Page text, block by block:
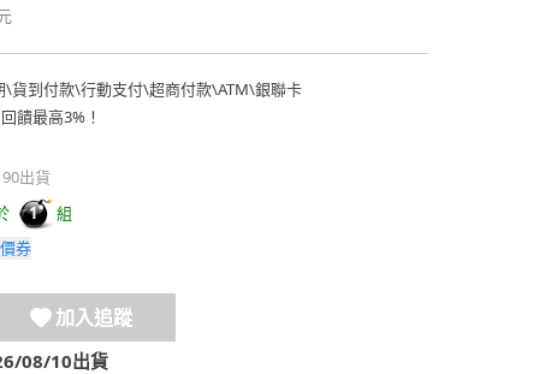
\貨到付款\行動支付\超商付款\ATM\銀聯卡
饋最高3%！
出貨
1
組
券
加入追蹤
08/10出貨